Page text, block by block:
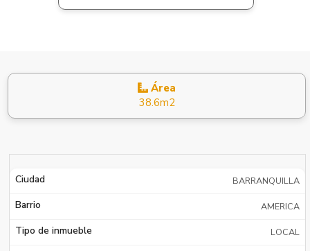
Área
38.6m2
Ciudad BARRANQUILLA
Barrio AMERICA
Tipo de inmueble LOCAL